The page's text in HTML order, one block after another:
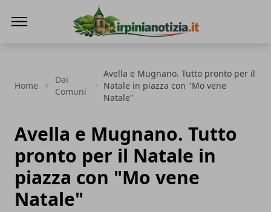
Home
Dai
Comuni
Avella e Mugnano. Tutto pronto per il
Natale in piazza con "Mo vene
Natale"
Avella e Mugnano. Tutto
pronto per il Natale in
piazza con "Mo vene
Natale"